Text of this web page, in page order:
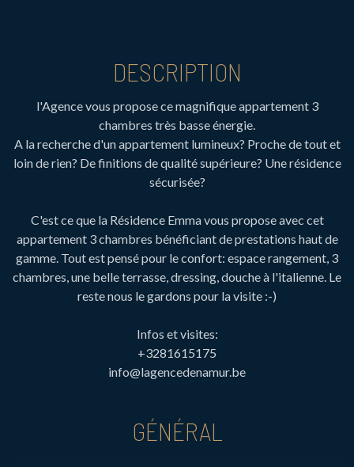
DESCRIPTION
l'Agence vous propose ce magnifique appartement 3
chambres très basse énergie.
A la recherche d'un appartement lumineux? Proche de tout et
loin de rien? De finitions de qualité supérieure? Une résidence
sécurisée?
C'est ce que la Résidence Emma vous propose avec cet
appartement 3 chambres bénéficiant de prestations haut de
gamme. Tout est pensé pour le confort: espace rangement, 3
chambres, une belle terrasse, dressing, douche à l'italienne. Le
reste nous le gardons pour la visite :-)
Infos et visites:
+3281615175
info@lagencedenamur.be
GÉNÉRAL